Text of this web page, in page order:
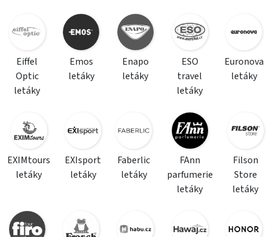
Eiffel
Optic
letáky
Emos
letáky
Enapo
letáky
ESO
travel
letáky
Euronova
letáky
EXIMtours
letáky
EXIsport
letáky
Faberlic
letáky
FAnn
parfumerie
letáky
Filson
Store
letáky